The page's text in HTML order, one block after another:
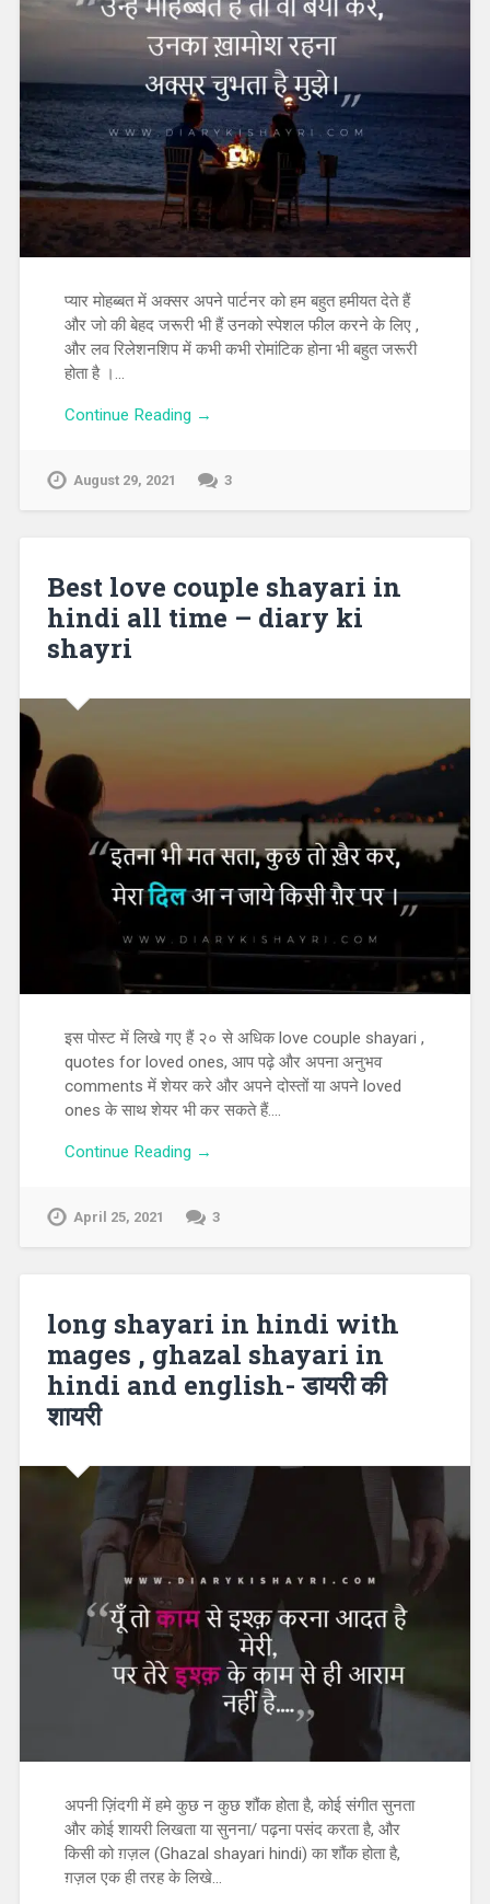
प्यार मोहब्बत में अक्सर अपने पार्टनर को हम बहुत हमीयत देते हैं
और जो की बेहद जरूरी भी हैं उनको स्पेशल फील करने के लिए ,
और लव रिलेशनशिप में कभी कभी रोमांटिक होना भी बहुत जरूरी
होता है ।…
Continue Reading →
August 29, 2021 3
Best love couple shayari in
hindi all time – diary ki
shayri
इस पोस्ट में लिखे गए हैं २० से अधिक love couple shayari ,
quotes for loved ones, आप पढ़े और अपना अनुभव
comments में शेयर करे और अपने दोस्तों या अपने loved
ones के साथ शेयर भी कर सकते हैं….
Continue Reading →
April 25, 2021 3
long shayari in hindi with
mages , ghazal shayari in
hindi and english- डायरी की
शायरी
अपनी ज़िंदगी में हमे कुछ न कुछ शौंक होता है, कोई संगीत सुनता
और कोई शायरी लिखता या सुनना/ पढ़ना पसंद करता है, और
किसी को ग़ज़ल (Ghazal shayari hindi) का शौंक होता है,
ग़ज़ल एक ही तरह के लिखे…